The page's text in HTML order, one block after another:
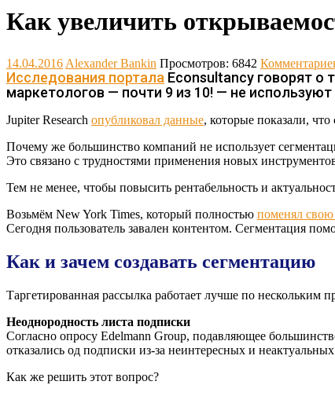
Как увеличить
14.04.2016 Alexander Bankin Просмотров: 6842
Исследования портала Econsultancy говорят о
маркетологов — почти 9 из 10! — не
Jupiter Research опубликовал данные, которые показали,
Почему же большинство компаний не использует
Это связано с трудностями применения новых
Тем не менее, чтобы повысить рентабельность и
Возьмём New York Times, который полностью поменял свою
Сегодня пользователь завален контентом. Сегментация
Как и зачем создавать сегментацию
Таргетированная рассылка работает лучше по нескольким
Неоднородность листа подписки
Согласно опросу Edelmann Group, подавляющее
отказались од подписки из-за неинтересных и
Как же решить этот вопрос?